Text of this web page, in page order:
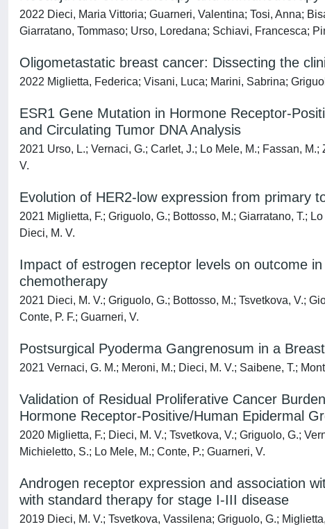
2022 Dieci, Maria Vittoria; Guarneri, Valentina; Tosi, Anna;
Giarratano, Tommaso; Urso, Loredana; Schiavi, Francesca;
Oligometastatic breast cancer: Dissecting the
2022 Miglietta, Federica; Visani, Luca; Marini, Sabrina;
ESR1 Gene Mutation in Hormone Receptor-
and Circulating Tumor DNA Analysis
2021 Urso, L.; Vernaci, G.; Carlet, J.; Lo Mele, M.; Fassan,
V.
Evolution of HER2-low expression from primary
2021 Miglietta, F.; Griguolo, G.; Bottosso, M.; Giarratano, T.;
Dieci, M. V.
Impact of estrogen receptor levels on outcome
chemotherapy
2021 Dieci, M. V.; Griguolo, G.; Bottosso, M.; Tsvetkova, V.;
Conte, P. F.; Guarneri, V.
Postsurgical Pyoderma Gangrenosum in a
2021 Vernaci, G. M.; Meroni, M.; Dieci, M. V.; Saibene, T.;
Validation of Residual Proliferative Cancer
Hormone Receptor-Positive/Human Epidermal
2020 Miglietta, F.; Dieci, M. V.; Tsvetkova, V.; Griguolo, G.;
Michieletto, S.; Lo Mele, M.; Conte, P.; Guarneri, V.
Androgen receptor expression and association
with standard therapy for stage I-III disease
2019 Dieci, M. V.; Tsvetkova, Vassilena; Griguolo, G.;